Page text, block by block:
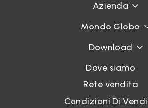
Azienda
Mondo Globo
Download
Dove siamo
Rete vendita
Condizioni Di